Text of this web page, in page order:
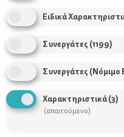
Τι είναι
Ειδικά
Συνεργάτες (1199)
Συνεργάτες (Νόμιμο
Χαρακτηριστικά(3)
(απαιτούμενο)